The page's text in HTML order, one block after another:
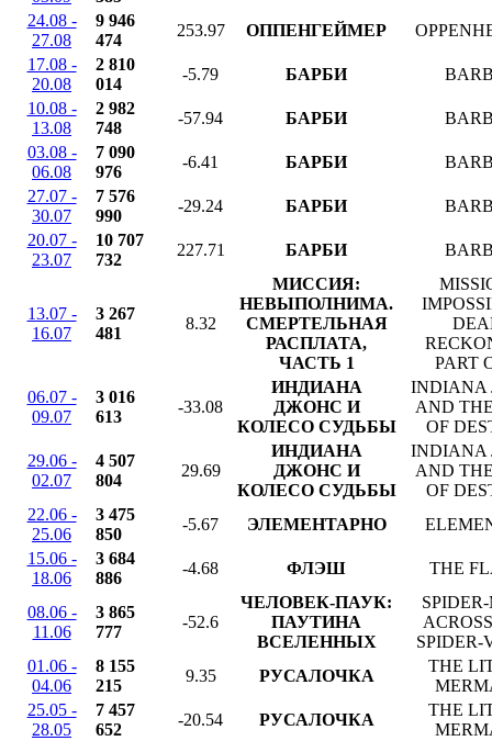
24.08 -
27.08
9 946
474
253.97 ОППЕНГЕЙМЕР
17.08 -
20.08
2 810
014
-5.79 БАРБИ
10.08 -
13.08
2 982
748
-57.94 БАРБИ
03.08 -
06.08
7 090
976
-6.41 БАРБИ
27.07 -
30.07
7 576
990
-29.24 БАРБИ
20.07 -
23.07
10 707
732
227.71 БАРБИ
13.07 -
16.07
3 267
481
8.32
МИССИЯ:
НЕВЫПОЛНИМА.
СМЕРТЕЛЬНАЯ
РАСПЛАТА,
ЧАСТЬ 1
PART
06.07 -
09.07
3 016
613
-33.08
ИНДИАНА
ДЖОНС И
КОЛЕСО СУДЬБЫ
INDIANA
AND
OF
29.06 -
02.07
4 507
804
29.69
ИНДИАНА
ДЖОНС И
КОЛЕСО СУДЬБЫ
INDIANA
AND
OF
22.06 -
25.06
3 475
850
-5.67 ЭЛЕМЕНТАРНО
15.06 -
18.06
3 684
886
-4.68 ФЛЭШ THE
08.06 -
11.06
3 865
777
-52.6
ЧЕЛОВЕК-ПАУК:
ПАУТИНА
ВСЕЛЕННЫХ
SPIDER-
01.06 -
04.06
8 155
215
9.35 РУСАЛОЧКА
THE
25.05 -
28.05
7 457
652
-20.54 РУСАЛОЧКА
THE